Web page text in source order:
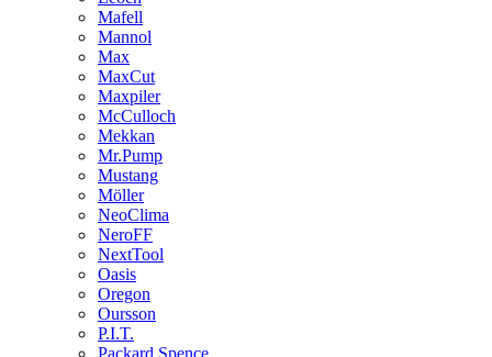
Mafell
Mannol
Max
MaxCut
Maxpiler
McCulloch
Mekkan
Mr.Pump
Mustang
Möller
NeoClima
NeroFF
NextTool
Oasis
Oregon
Oursson
P.I.T.
Packard Spence